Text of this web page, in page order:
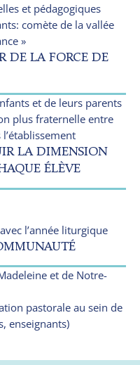
et pédagogiques
comète de la vallée
»
DE LA FORCE DE
et de leurs parents
plus fraternelle entre
LA DIMENSION
ÉLÈVE
l’année liturgique
et de Notre-
pastorale au sein de
enseignants)